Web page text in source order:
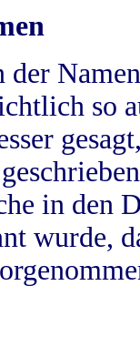
der
so
in
wurde,